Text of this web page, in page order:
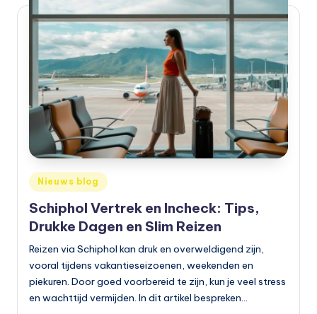
v
o
r
Geplaatst
in
Nieuws blog
Schiphol Vertrek en Incheck: Tips,
Drukke Dagen en Slim Reizen
Reizen via Schiphol kan druk en overweldigend zijn,
vooral tijdens vakantieseizoenen, weekenden en
piekuren. Door goed voorbereid te zijn, kun je veel stress
en wachttijd vermijden. In dit artikel bespreken…